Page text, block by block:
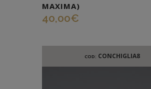
MAXIMA)
40,00€
COD: CONCHIGLIA8